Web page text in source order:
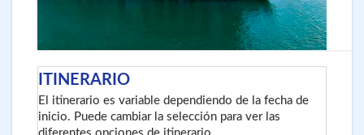
ITINERARIO
El itinerario es variable dependiendo de la fecha de
inicio. Puede cambiar la selección para ver las